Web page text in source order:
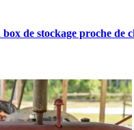
de stockage proche de